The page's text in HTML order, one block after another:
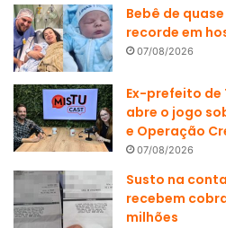
Bebê de
recorde em
07/08/2026
Ex-prefeito de
abre o jogo
e Operação
07/08/2026
Susto na
recebem
milhões